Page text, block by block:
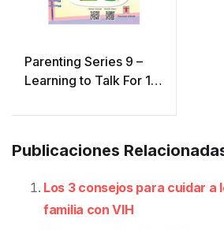
Parenting Series 9 –
Learning to Talk For 1-
Publicaciones
Los 3 consejos para cuidar a
familia con VIH